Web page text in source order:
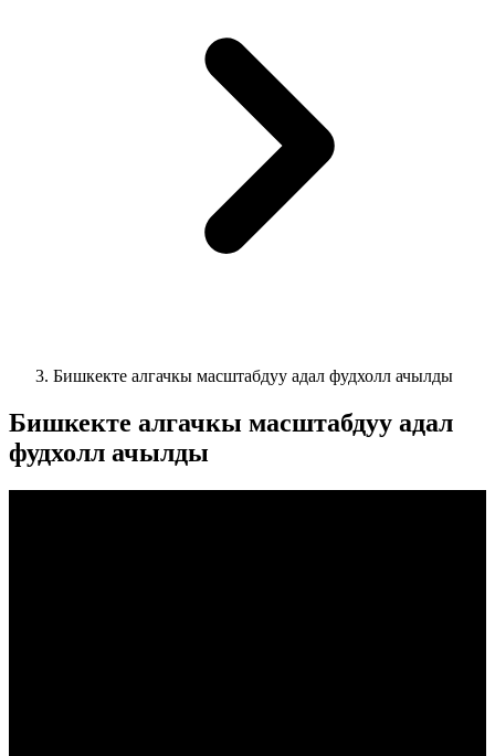
Бишкекте алгачкы масштабдуу адал фудхолл ачылды
Бишкекте алгачкы масштабдуу адал
фудхолл ачылды